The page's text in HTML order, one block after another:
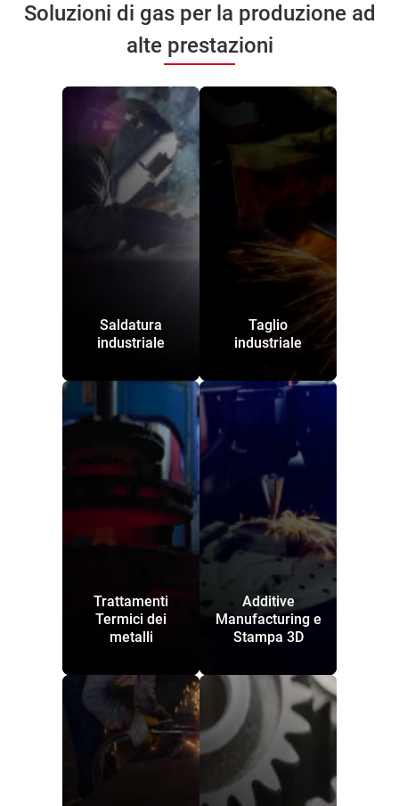
Soluzioni di gas per la produzione ad
alte prestazioni
Saldatura
industriale
Taglio
industriale
Trattamenti
Termici dei
metalli
Additive
Manufacturing e
Stampa 3D